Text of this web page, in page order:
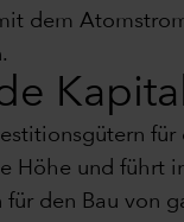
dem
Höhe und führt
den Bau von